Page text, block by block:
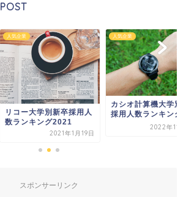
人気企業
カシオ計算機大学別新卒
採用人数ランキング
2022年11月29日
人気企業
楽天大学別新卒採用
ランキング2021
2020年12
スポンサーリンク